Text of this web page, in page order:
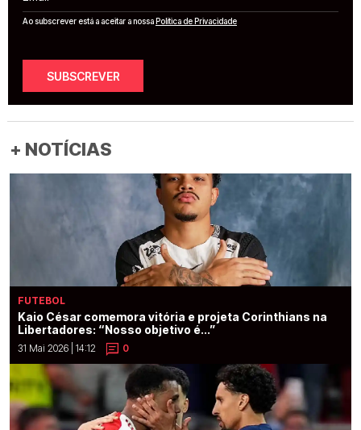
Ao subscrever está a aceitar a nossaPolítica de Privacidade
SUBSCREVER
+ NOTÍCIAS
FUTEBOL
Kaio César comemora vitória e projeta Corinthians na
Libertadores: “Nosso objetivo é...”
31 Mai 2026 | 14:12 0